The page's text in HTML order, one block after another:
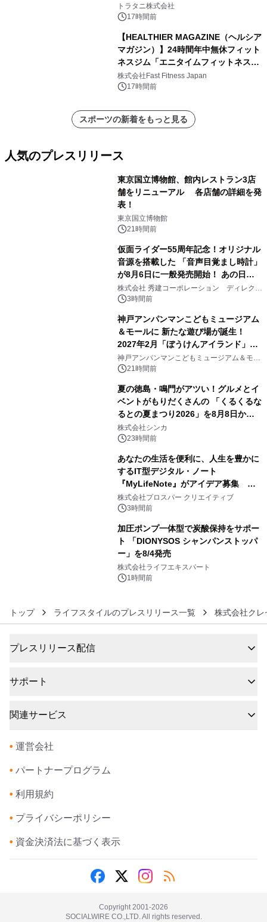
トラタニ株式会社
17時間前
【HEALTHIER MAGAZINE（ヘルシア
マガジン）】24時間年中無休フィット
ネスジム「エニタイムフィットネス」
のウェブマガジン更新中！ ＜世界
6,000店舗目は、東京・西小山に。エ
を聞きました。＞
株式会社Fast Fitness Japan
17時間前
スポーツの新着をもっと見る
人気のプレスリリース
東京国立博物館、館内レストラン3店
舗をリニューアル 各店舗の詳細を発
表！
東京国立博物館
21時間前
仮面ライダー55周年記念！オリジナル
音源を搭載した 「音声目覚まし時計」
が8月6日に一般発売開始！ あの日の
大興奮が今甦る
株式会社 秀建コーポレーション ディレクト
アートギャラリー
3時間前
神戸アンパンマンこどもミュージアム
＆モールに 新たな遊び場が誕生！
2027年2月「ぼうけんアイランド」が
オープン
神戸アンパンマンこどもミュージアム＆モー
ル 21時間前
夏の徳島・鳴門がアツい！グルメとイ
ベントがもりだくさんの 「くるくるな
るとの夏まつり2026」を8月8日から9
日間開催 ～夏限定メニューや大抽選
会、大学芋スティックの振る舞いも～
株式会社シンカ
23時間前
あなたの生活を便利に、人生を豊かに
するIT型デジタル・ノート
『MyLifeNote』がアイデア募集 優
秀賞100名に1年間無償試用
株式会社プロスパー クリエイティブ
3時間前
加圧ポンプ一体型で炭酸保持をサポー
ト 「DIONYSOS シャンパンストッパ
ー」を8/4発売
株式会社ライフエキスパート
1時間前
トップ ライフスタイルのプレスリリース一覧 株式会社クレ
プレスリリース配信
サポート
関連サービス
• 運営会社
• パートナープログラム
• 利用規約
• プライバシーポリシー
• 資金決済法に基づく表示
Copyright 2001-2026
SOCIALWIRE CO.,LTD. All rights reserved.